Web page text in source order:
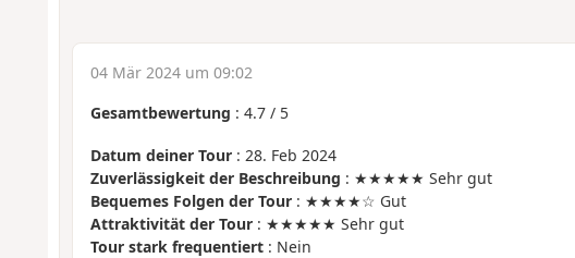
04 Mär 2024 um 09:02
Gesamtbewertung : 4.7/ 5
Datum deiner Tour: 28. Feb 2024
Zuverlässigkeit der Beschreibung : ★★★★★ Sehr gut
Bequemes Folgen der Tour: ★★★★☆ Gut
Attraktivität der Tour: ★★★★★ Sehr gut
Tour stark frequentiert: Nein